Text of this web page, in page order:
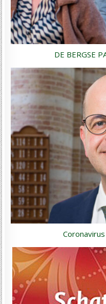
DE BERGSE